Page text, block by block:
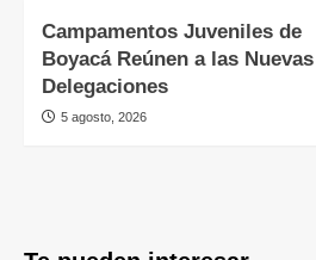
Campamentos Juveniles de
Boyacá Reúnen a las Nuevas
Delegaciones
5 agosto, 2026